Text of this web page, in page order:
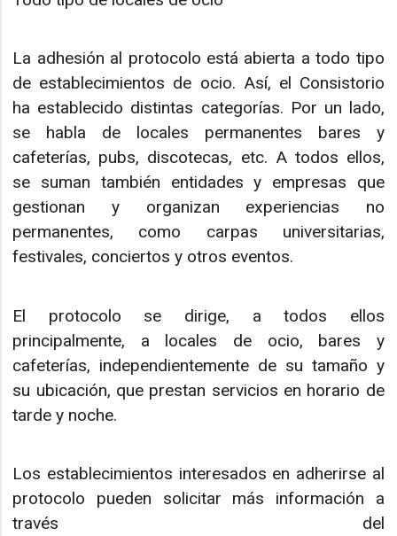
La adhesión al protocolo está abierta a todo tipo
de establecimientos de ocio. Así, el Consistorio
ha establecido distintas categorías. Por un lado,
se habla de locales permanentes bares y
cafeterías, pubs, discotecas, etc. A todos ellos,
se suman también entidades y empresas que
gestionan y organizan experiencias no
permanentes, como carpas universitarias,
festivales, conciertos y otros eventos.
El protocolo se dirige, a todos ellos
principalmente, a locales de ocio, bares y
cafeterías, independientemente de su tamaño y
su ubicación, que prestan servicios en horario de
tarde y noche.
Los establecimientos interesados en adherirse al
protocolo pueden solicitar más información a
través del